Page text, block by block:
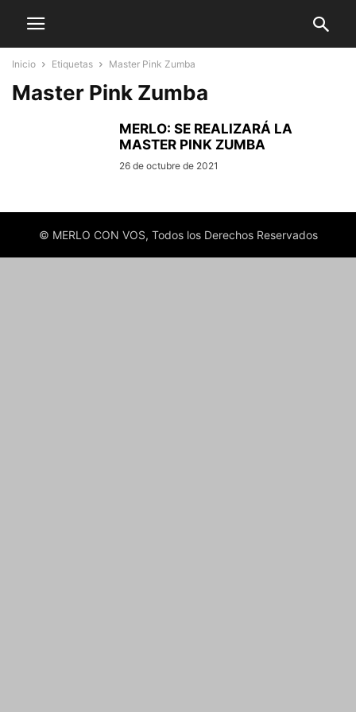
Inicio Etiquetas Master Pink Zumba
Master Pink Zumba
MERLO: SE REALIZARÁ LA
MASTER PINK ZUMBA
26 de octubre de 2021
© MERLO CON VOS, Todos los Derechos Reservados